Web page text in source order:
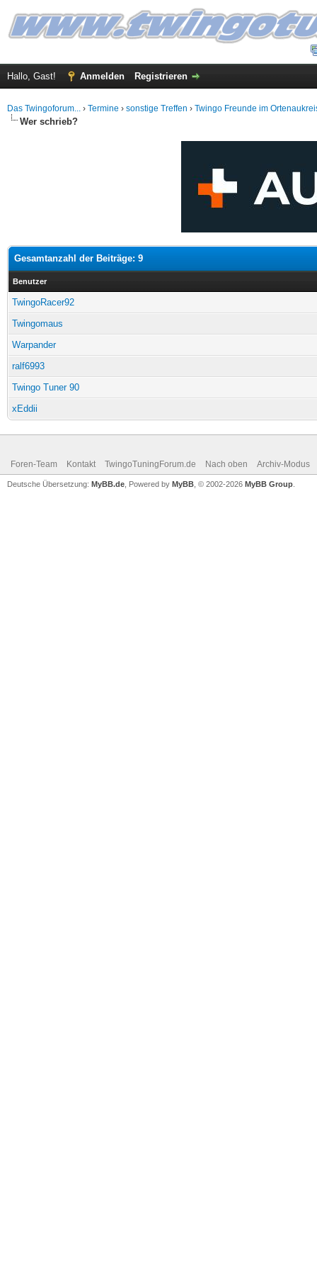
Hallo, Gast! Anmelden Registrieren
Das Twingoforum... › Termine › sonstige Treffen › Twingo Freunde im
Wer schrieb?
Gesamtanzahl der Beiträge: 9
Benutzer
TwingoRacer92
Twingomaus
Warpander
ralf6993
Twingo Tuner 90
xEddii
Foren-Team Kontakt TwingoTuningForum.de Nach oben Archiv-Modus
Deutsche Übersetzung: MyBB.de , Powered by MyBB , © 2002-2026 MyBB Group